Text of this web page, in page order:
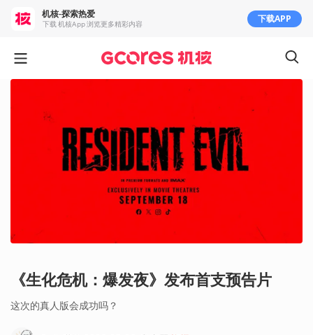
《生化危机：爆发夜》发布首支预告片
这次的真人版会成功吗？
机核-探索热爱
下载 机核App 浏览更多精彩内容 下载APP